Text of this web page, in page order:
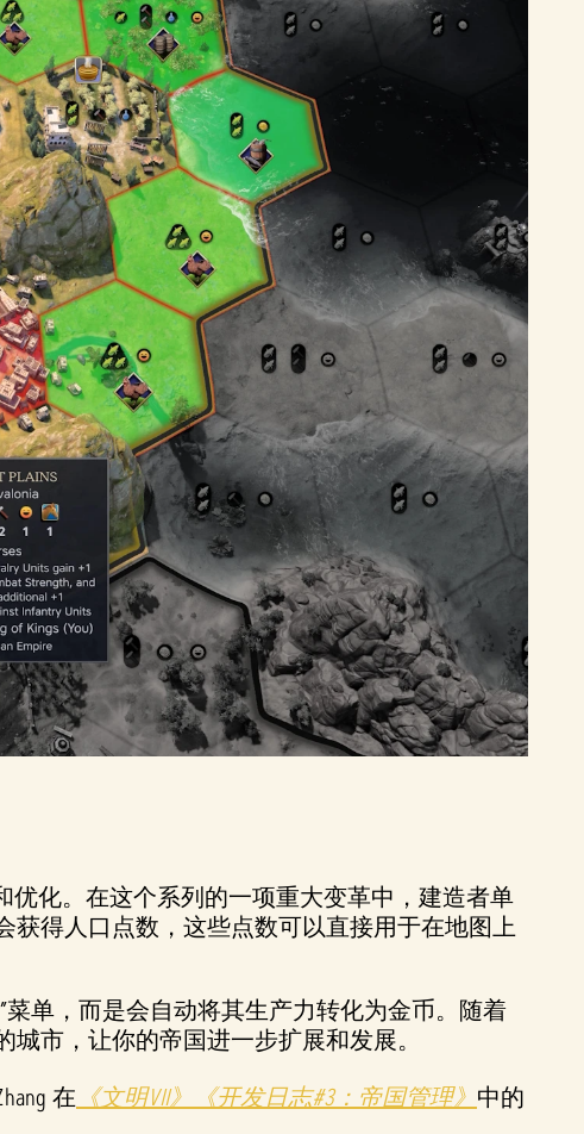
化。在这个系列的一项重大变革中，建造者单
得人口点数，这些点数可以直接用于在地图上
单，而是会自动将其生产力转化为金币。随着
市，让你的帝国进一步扩展和发展。
在 《文明VII》《开发日志#3：帝国管理》 中的